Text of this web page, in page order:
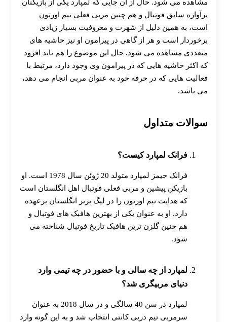
مشاهده می شود. حال از آن جایی که لمپارد یکی از بازیکنان
پرآوازه سابق فوتبال و هم چنین مربی فعلی تیم اورتون
است، به همین دلیل از شهرت و معروفیت بسیار زیادی
برخوردار است و هر از گاهی در پیرامون او نیز حاشیه های
متعددی مشاهده می‌ شود. حال این موضوع را هم باید افزود
که اکثر حاشیه هایی که در پیرامون وی وجود دارد، مرتبط با
فعالیت هایی که در حرفه خود به عنوان مربی انجام می‌ دهد،
می باشد.
سوالات متداول
فرانک لمپارد کیست؟
فرانک جیمز لمپارد متولد 20 ژوئن سال 1978 است. او
بازیکن پیشین و مربی فعلی فوتبال اهل انگلستان است
که هدایت تیم اورتون را در لیگ برتر انگلستان برعهده
دارد. او به عنوان یکی از بهترین هافبک‌ های فوتبال و
هم چنین گلزن ترین هافبک تاریخ فوتبال شناخته می‌
شود.
لمپارد از چه سالی و با حضور در چه تیمی وارد
دنیای مربیگری شد؟
لمپارد در سن 40 سالگی و در سال 2018 به عنوان
سرمربی تیم دربی کانتی انتخاب شد و به این گونه وارد